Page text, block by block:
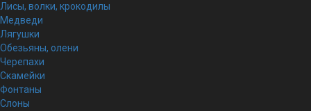
Лисы, волки, крокодилы
Медведи
Лягушки
Обезьяны, олени
Черепахи
Скамейки
Фонтаны
Слоны